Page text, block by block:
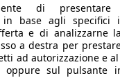
di presentare
in base agli specifici
e di analizzarne
a destra per
ad autorizzazione e
oppure sul pulsante